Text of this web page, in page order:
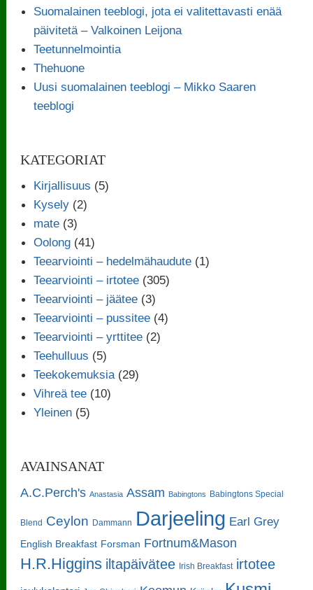
Suomalainen teeblogi, jota ei valitettavasti enää
päivitetä – Valkoinen Leijona
Teetunnelmointia
Thehuone
Uusi suomalainen teeblogi – Mikko Saaren
teeblogi
KATEGORIAT
Kirjallisuus (5)
Kysely (2)
mate (3)
Oolong (41)
Teearviointi – hedelmähaudute (1)
Teearviointi – irtotee (305)
Teearviointi – jäätee (3)
Teearviointi – pussitee (4)
Teearviointi – yrttitee (2)
Teehulluus (5)
Teekokemuksia (29)
Vihreä tee (10)
Yleinen (5)
AVAINSANAT
A.C.Perch's Anastasia Assam Babingtons Babingtons Special
Blend Ceylon Dammann Darjeeling Earl Grey
English Breakfast Forsman Fortnum&Mason
H.R.Higgins iltapäivätee Irish Breakfast irtotee